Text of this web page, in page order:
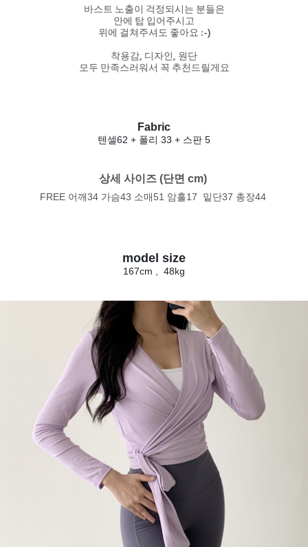
바스트 노출이 걱정되시는 분들은
안에 탑 입어주시고
위에 걸쳐주셔도 좋아요 :-)
착용감, 디자인, 원단
모두 만족스러워서 꼭 추천드릴게요
Fabric
텐셀62 + 폴리 33 + 스판 5
상세 사이즈 (단면 cm)
FREE 어깨34 가슴43 소매51 암홀17 밑단37 총장44
model size
167cm , 48kg